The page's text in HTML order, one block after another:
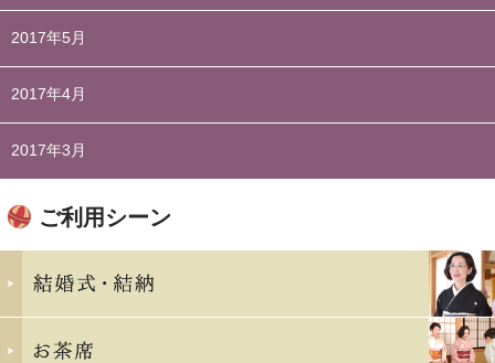
2017年5月
2017年4月
2017年3月
ご利用シーン